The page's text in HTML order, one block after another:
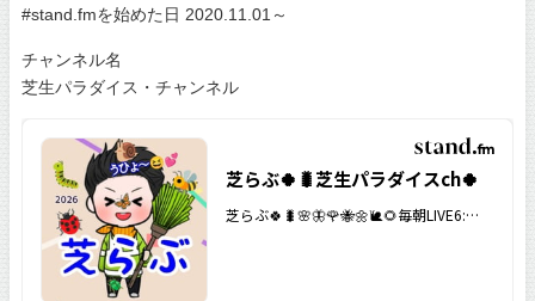
#stand.fmを始めた日 2020.11.01～
チャンネル名
芝生パラダイス・チャンネル